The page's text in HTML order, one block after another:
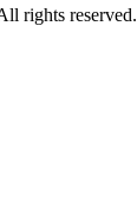
rights reserved.